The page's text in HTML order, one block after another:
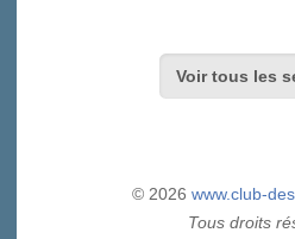
Voir tous les
© 2026 www.club-
Tous droits